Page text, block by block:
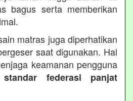
bagus serta memberikan
matras juga diperhatikan
saat digunakan. Hal
keamanan pengguna
standar federasi panjat